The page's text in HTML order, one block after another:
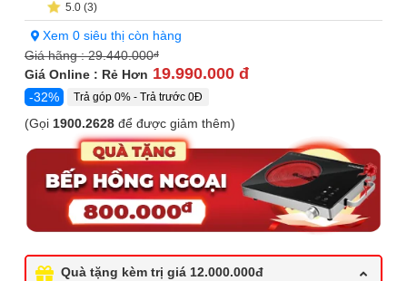
5.0 (3)
Xem 0 siêu thị còn hàng
Giá hãng :29.440.000đ
Giá Online : Rẻ Hơn 19.990.000 đ
-32% Trả góp 0% - Trả trước 0Đ
(Gọi 1900.2628 để được giảm thêm)
Quà tặng kèm trị giá 12.000.000đ